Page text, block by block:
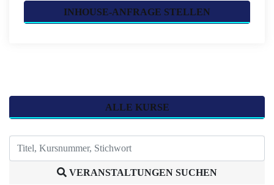
INHOUSE-ANFRAGE STELLEN
ALLE KURSE
VERANSTALTUNGEN SUCHEN